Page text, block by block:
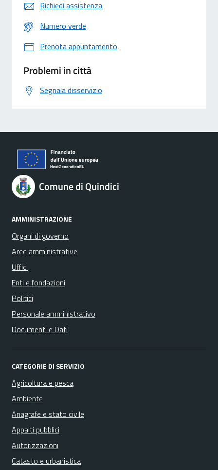
Richiedi assistenza
Numero verde
Prenota appuntamento
Problemi in città
Segnala disservizio
Comune di Quindici
AMMINISTRAZIONE
Organi di governo
Aree amministrative
Uffici
Enti e fondazioni
Politici
Personale amministrativo
Documenti e Dati
CATEGORIE DI SERVIZIO
Agricoltura e pesca
Ambiente
Anagrafe e stato civile
Appalti pubblici
Autorizzazioni
Catasto e urbanistica